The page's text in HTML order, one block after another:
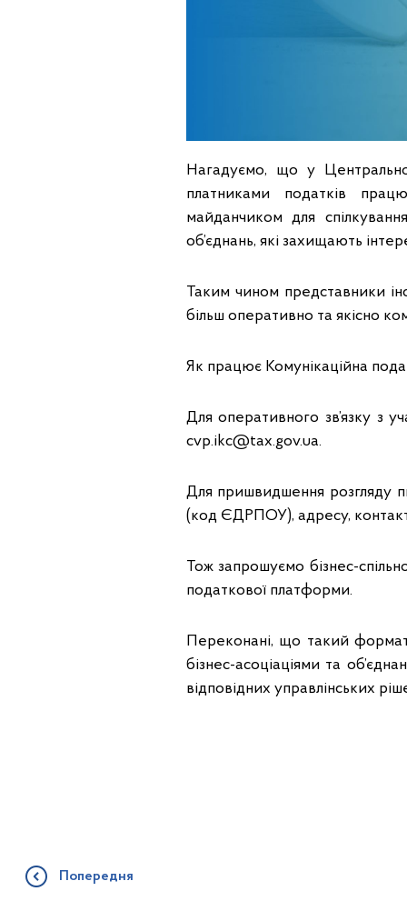
Нагадуємо, що у
платниками податків
майданчиком для
об’єднань, які захищають
Таким чином представники
більш оперативно та якісно
Як працює Комунікаційна
Для оперативного зв’язку з
сvp.ikc@tax.gov.ua.
Для пришвидшення розгляду
(код ЄДРПОУ), адресу,
Тож запрошуємо бізнес-
податкової платформи.
Переконані, що такий формат
бізнес-асоціаціями та
відповідних управлінських
Попередня